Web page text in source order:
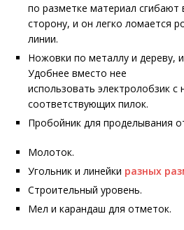
по разметке материал сгибают
сторону, и он легко ломается
линии.
Ножовки по металлу и дереву,
Удобнее вместо нее
использовать электролобзик с
соответствующих пилок.
Пробойник для проделывания
Молоток.
Угольник и линейки разных
Строительный уровень.
Мел и карандаш для отметок.